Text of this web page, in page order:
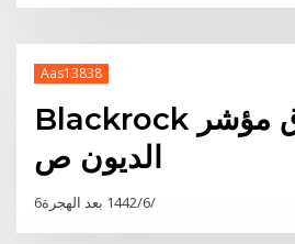
Aas13838
Blackrock لنا صندوق مؤشر
الديون ص
6‏‏/6‏‏/1442 بعد الهجرة